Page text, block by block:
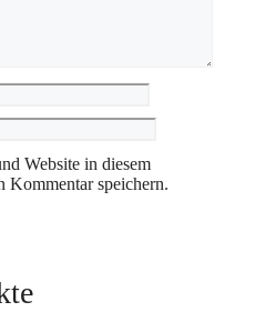
Website in diesem
Kommentar speichern.